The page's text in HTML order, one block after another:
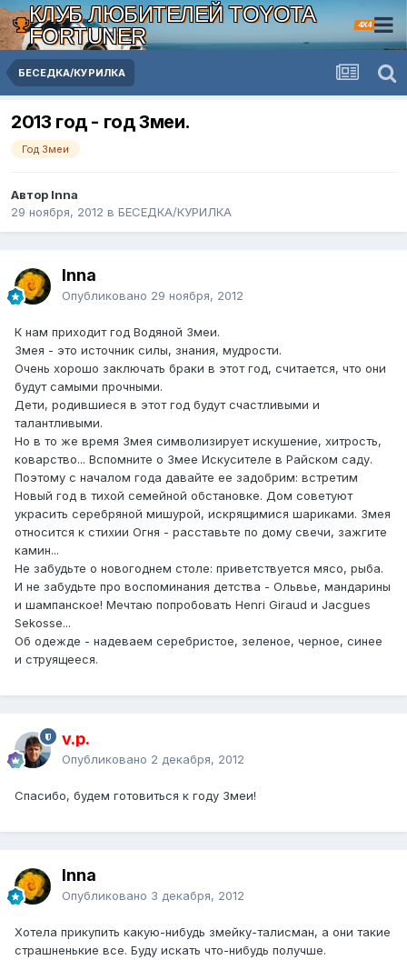
КЛУБ ЛЮБИТЕЛЕЙ TOYOTA
FORTUNER
4X4
БЕСЕДКА/КУРИЛКА
2013 год - год Змеи.
Год Змеи
Автор Inna
29 ноября, 2012 в БЕСЕДКА/КУРИЛКА
Inna
Опубликовано 29 ноября, 2012
К нам приходит год Водяной Змеи.
Змея - это источник силы, знания, мудрости.
Очень хорошо заключать браки в этот год, считается, что они
будут самыми прочными.
Дети, родившиеся в этот год будут счастливыми и
талантливыми.
Но в то же время Змея символизирует искушение, хитрость,
коварство... Вспомните о Змее Искусителе в Райском саду.
Поэтому с началом года давайте ее задобрим: встретим
Новый год в тихой семейной обстановке. Дом советуют
украсить серебряной мишурой, искрящимися шариками. Змея
относится к стихии Огня - расставьте по дому свечи, зажгите
камин...
Не забудьте о новогоднем столе: приветствуется мясо, рыба.
И не забудьте про воспоминания детства - Ольвье, мандарины
и шампанское! Мечтаю попробовать Henri Giraud и Jacgues
Sekosse...
Об одежде - надеваем серебристое, зеленое, черное, синее
и струящееся.
v.p.
Опубликовано 2 декабря, 2012
Спасибо, будем готовиться к году Змеи!
Inna
Опубликовано 3 декабря, 2012
Хотела прикупить какую-нибудь змейку-талисман, а они такие
страшненькие все. Буду искать что-нибудь получше.